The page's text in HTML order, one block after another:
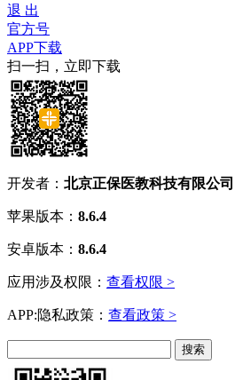
退 出
官方号
APP下载
扫一扫，立即下载
开发者： 北京正保医教科技有限公司
苹果版本： 8.6.4
安卓版本： 8.6.4
应用涉及权限： 查看权限 >
APP:隐私政策： 查看政策 >